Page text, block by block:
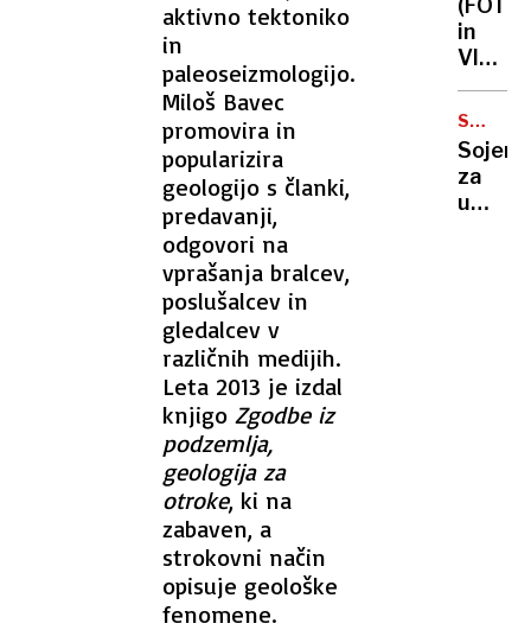
aktivno tektoniko
in
paleoseizmologijo.
Miloš Bavec
promovira in
popularizira
geologijo s članki,
predavanji,
odgovori na
vprašanja bralcev,
poslušalcev in
gledalcev v
različnih medijih.
Leta 2013 je izdal
knjigoZgodbe iz
podzemlja,
geologija za
otroke, ki na
zabaven, a
strokovni način
opisuje geološke
fenomene.
jih
bodo
že v
(FOTO
in
VIDEO)
Kaos
v
Kurtija
P.
za
umor